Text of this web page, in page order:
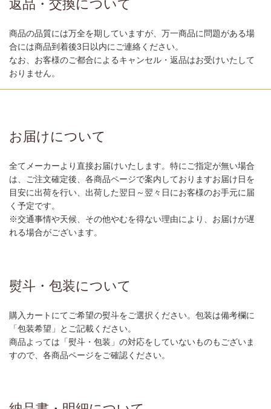
返品・交換について
商品の品質には万全を期していますが、万一商品に問題がある場
合には商品到着後3日以内にご連絡ください。
なお、お客様のご都合によるキャンセル・返品はお受けいたして
おりません。
お届けについて
全てメーカーより直接お届けいたします。特にご指定が無い場合
は、ご注文確定後、各商品ページで案内しておりますお届け日を
目安に出荷を行い、出荷した翌日～翌々日にお客様のお手元に届
く予定です。
※交通事情や天候、その他やむを得ない理由により、お届けが遅
れる場合がございます。
熨斗・包装について
購入カートにてご希望の熨斗をご選択ください。包装は備考欄に
「包装希望」とご記載ください。
商品よっては「熨斗・包装」の対応をしていないものもございま
すので、各商品ページをご確認ください。